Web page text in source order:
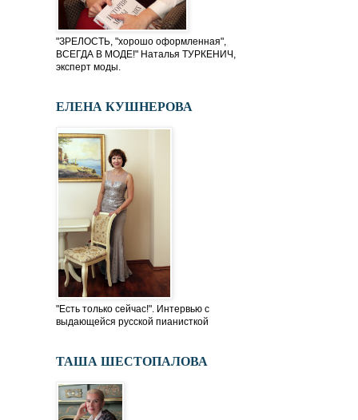
"ЗРЕЛОСТЬ, "хорошо оформленная",
ВСЕГДА В МОДЕ!" Наталья ТУРКЕНИЧ,
эксперт моды.
ЕЛЕНА КУШНЕРОВА
"Есть только сейчас!". Интервью с
выдающейся русской пианисткой
ТАША ШЕСТОПАЛОВА